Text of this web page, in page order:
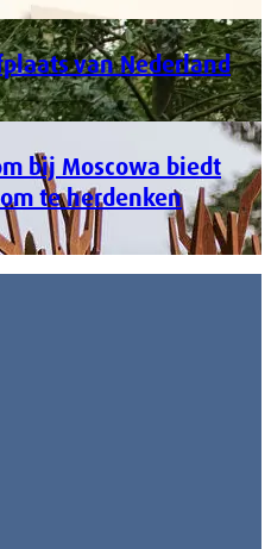
van Nederland
bij Moscowa biedt
te herdenken